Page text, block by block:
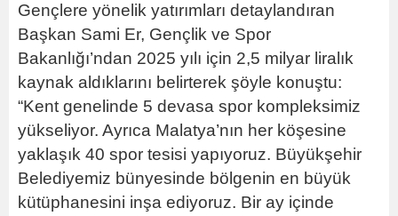
Gençlere yönelik yatırımları detaylandıran
Başkan Sami Er, Gençlik ve Spor
Bakanlığı’ndan 2025 yılı için 2,5 milyar liralık
kaynak aldıklarını belirterek şöyle konuştu:
“Kent genelinde 5 devasa spor kompleksimiz
yükseliyor. Ayrıca Malatya’nın her köşesine
yaklaşık 40 spor tesisi yapıyoruz. Büyükşehir
Belediyemiz bünyesinde bölgenin en büyük
kütüphanesini inşa ediyoruz. Bir ay içinde